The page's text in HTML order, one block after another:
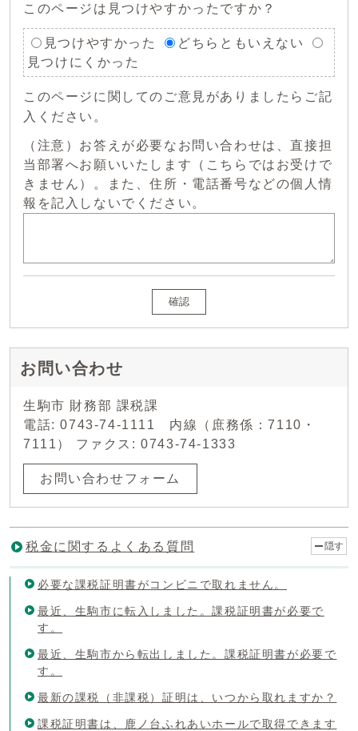
このページは見つけやすかったですか？
見つけやすかった
どちらともいえない
見つけにくかった
このページに関してのご意見がありましたらご記
入ください。
（注意）お答えが必要なお問い合わせは、直接担
当部署へお願いいたします（こちらではお受けで
きません）。また、住所・電話番号などの個人情
報を記入しないでください。
確認
お問い合わせ
生駒市 財務部 課税課
電話: 0743-74-1111 内線（庶務係：7110・
7111） ファクス: 0743-74-1333
お問い合わせフォーム
税金に関するよくある質問 隠す
必要な課税証明書がコンビニで取れません。
最近、生駒市に転入しました。課税証明書が必要で
す。
最近、生駒市から転出しました。課税証明書が必要で
す。
最新の課税（非課税）証明は、いつから取れますか？
課税証明書は、鹿ノ台ふれあいホールで取得できます